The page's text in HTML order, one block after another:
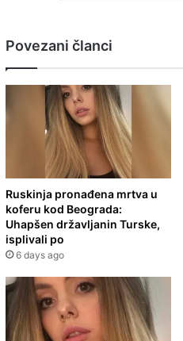
Povezani članci
Ruskinja pronađena mrtva u
koferu kod Beograda:
Uhapšen državljanin Turske,
isplivali po
6 days ago